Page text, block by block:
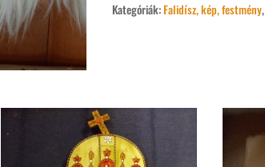
Kategóriák:Falidísz, kép, festmény,